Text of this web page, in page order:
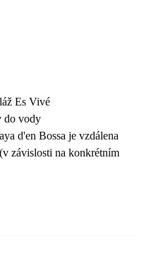
Es Vivé
do vody
d'en Bossa je vzdálena
závislosti na konkrétním